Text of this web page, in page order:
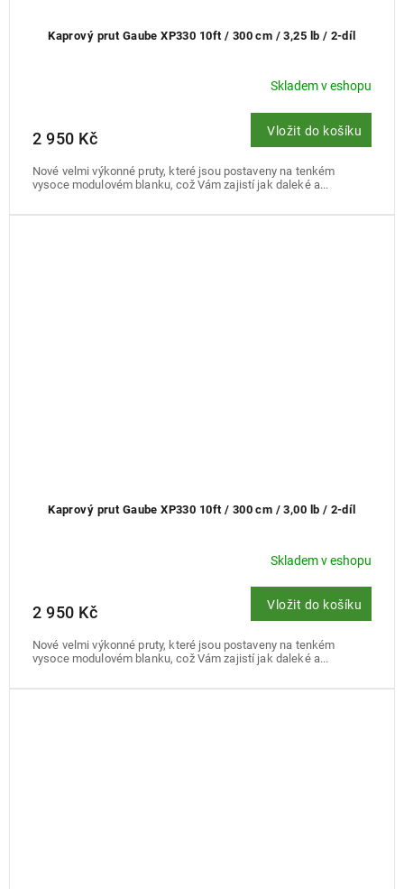
Kaprový prut Gaube XP330 10ft / 300 cm / 3,25 lb / 2-díl
Skladem v eshopu
2 950 Kč Vložit do košíku
Nové velmi výkonné pruty, které jsou postaveny na tenkém
vysoce modulovém blanku, což Vám zajistí jak daleké a...
Kaprový prut Gaube XP330 10ft / 300 cm / 3,00 lb / 2-díl
Skladem v eshopu
2 950 Kč Vložit do košíku
Nové velmi výkonné pruty, které jsou postaveny na tenkém
vysoce modulovém blanku, což Vám zajistí jak daleké a...